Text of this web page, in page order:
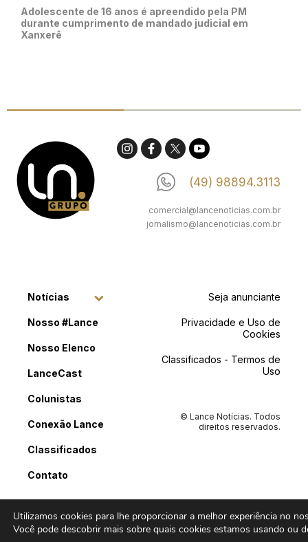
Adolescente de 16 anos é apreendido pela PM
durante cumprimento de mandado judicial em
Xanxerê
(49) 98894.3113
comercial@lancenoticias.com.br
jornalismo@lancenoticias.com.br
Notícias
Nosso #Lance
Nosso Elenco
LanceCast
Colunistas
Conexão Lance
Classificados
Contato
Seja anunciante
Privacidade e Uso de
Cookies
Classificados - Termos de
Uso
© Lance Notícias. Todos
direitos reservados.
Utilizamos cookies para lhe proporcionar a melhor experiência no
Você pode descobrir mais sobre quais cookies estamos usando ou